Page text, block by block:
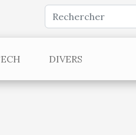
DIVERS